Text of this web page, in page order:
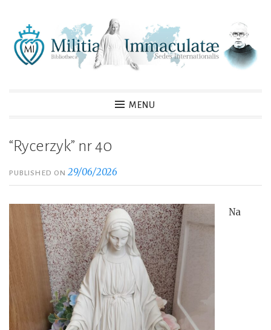
content
MENU
“Rycerzyk” nr 40
PUBLISHED ON29/06/2026
Na